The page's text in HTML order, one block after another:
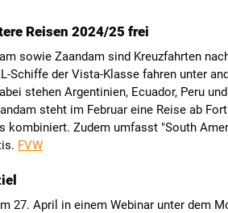
Reisen 2024/25 frei
sowie Zaandam sind Kreuzfahrten
Schiffe der Vista-Klasse fahren unter
stehen Argentinien, Ecuador, Peru und
steht im Februar eine Reise ab Fort
kombiniert. Zudem umfasst "South
FVW
27. April in einem Webinar unter dem